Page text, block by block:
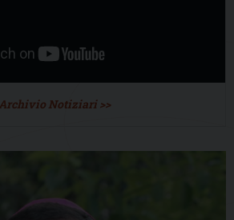
Archivio Notiziari >>